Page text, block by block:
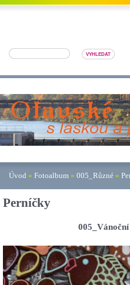
Úvod » Fotoalbum » 005_Různé »
Perníčky